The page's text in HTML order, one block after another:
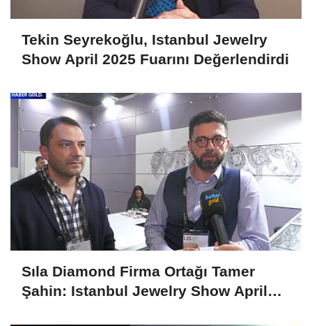
Tekin Seyrekoğlu, Istanbul Jewelry
Show April 2025 Fuarını Değerlendirdi
Sıla Diamond Firma Ortağı Tamer
Şahin: Istanbul Jewelry Show April